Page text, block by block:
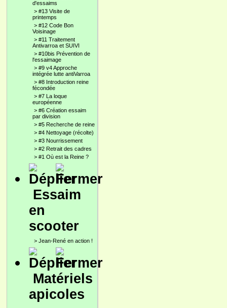
d'essaims
> #13 Visite de
printemps
> #12 Code Bon
Voisinage
> #11 Traitement
Antivarroa et SUIVI
> #10bis Prévention de
l'essaimage
> #9 v4 Approche
intégrée lutte antiVarroa
> #8 Introduction reine
fécondée
> #7 La loque
européenne
> #6 Création essaim
par division
> #5 Recherche de reine
> #4 Nettoyage (récolte)
> #3 Nourrissement
> #2 Retrait des cadres
> #1 Où est la Reine ?
Essaim
en
scooter
> Jean-René en action !
Matériels
apicoles